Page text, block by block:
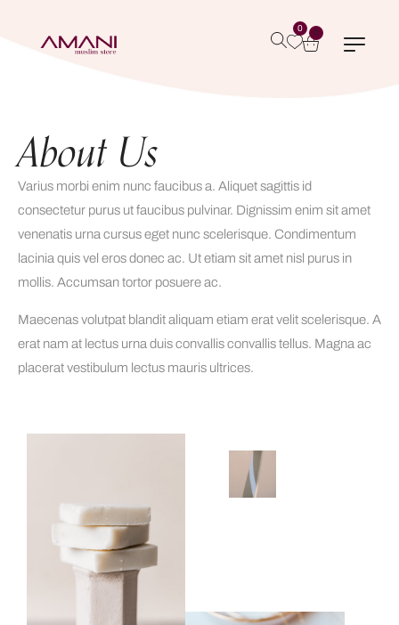
0 0
About Us
Varius morbi enim nunc faucibus a. Aliquet sagittis id
consectetur purus ut faucibus pulvinar. Dignissim enim sit amet
venenatis urna cursus eget nunc scelerisque. Condimentum
lacinia quis vel eros donec ac. Ut etiam sit amet nisl purus in
mollis. Accumsan tortor posuere ac.
Maecenas volutpat blandit aliquam etiam erat velit scelerisque. A
erat nam at lectus urna duis convallis convallis tellus. Magna ac
placerat vestibulum lectus mauris ultrices.